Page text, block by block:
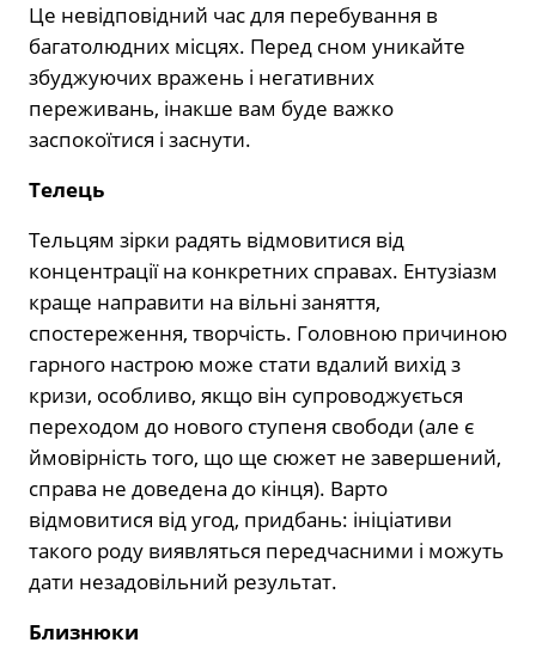
Це невідповідний час для перебування в
багатолюдних місцях. Перед сном уникайте
збуджуючих вражень і негативних
переживань, інакше вам буде важко
заспокоїтися і заснути.
Телець
Тельцям зірки радять відмовитися від
концентрації на конкретних справах. Ентузіазм
краще направити на вільні заняття,
спостереження, творчість. Головною причиною
гарного настрою може стати вдалий вихід з
кризи, особливо, якщо він супроводжується
переходом до нового ступеня свободи (але є
ймовірність того, що ще сюжет не завершений,
справа не доведена до кінця). Варто
відмовитися від угод, придбань: ініціативи
такого роду виявляться передчасними і можуть
дати незадовільний результат.
Близнюки